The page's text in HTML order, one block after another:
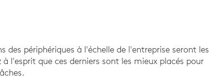
des périphériques à l'échelle de l'entreprise seront les
l'esprit que ces derniers sont les mieux placés pour